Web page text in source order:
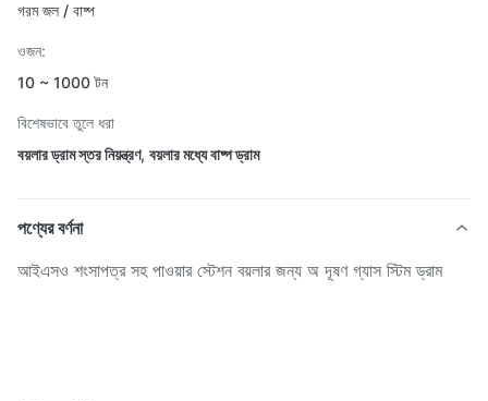
গরম জল / বাষ্প
ওজন:
10 ~ 1000 টন
বিশেষভাবে তুলে ধরা
বয়লার ড্রাম স্তর নিয়ন্ত্রণ, বয়লার মধ্যে বাষ্প ড্রাম
পণ্যের বর্ণনা
আইএসও শংসাপত্র সহ পাওয়ার স্টেশন বয়লার জন্য অ দূষণ গ্যাস স্টিম ড্রাম